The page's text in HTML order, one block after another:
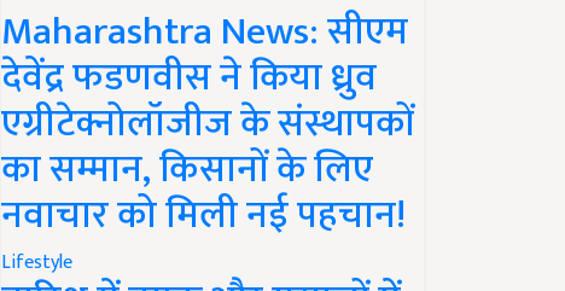
Maharashtra News: सीएम
देवेंद्र फडणवीस ने किया ध्रुव
एग्रीटेक्नोलॉजीज के संस्थापकों
का सम्मान, किसानों के लिए
नवाचार को मिली नई पहचान!
Lifestyle